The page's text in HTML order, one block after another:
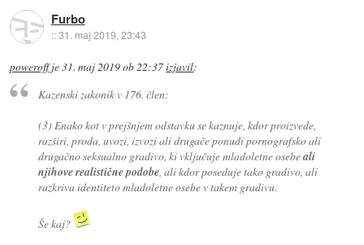
Furbo
::31. maj 2019, 23:43
poweroffje31. maj 2019 ob 22:37izjavil:
Kazenski zakonik v 176. člen:
(3) Enako kot v prejšnjem odstavku se kaznuje, kdor proizvede,
razširi, proda, uvozi, izvozi ali drugače ponudi pornografsko ali
drugačno seksualno gradivo, ki vključuje mladoletne osebeali
njihove realistične podobe, ali kdor poseduje tako gradivo, ali
razkriva identiteto mladoletne osebe v takem gradivu.
Še kaj?